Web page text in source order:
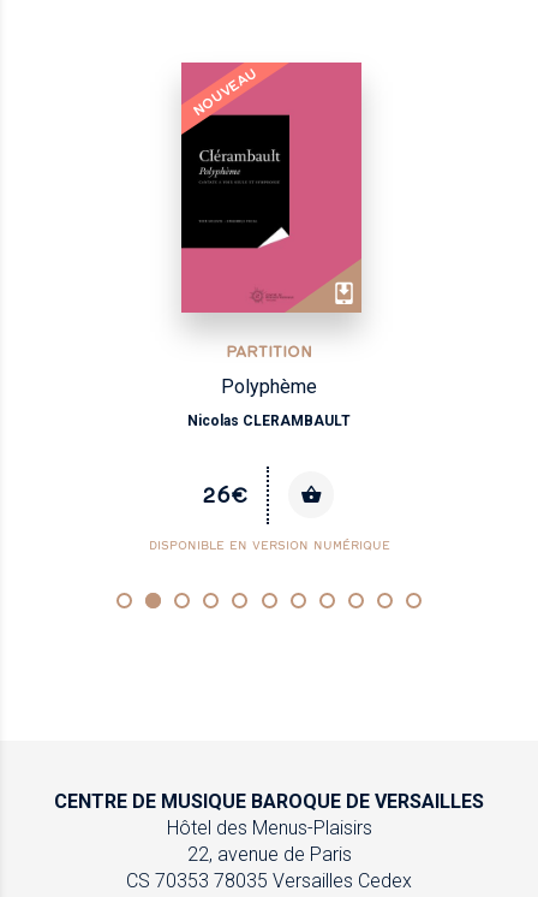
NOUVEAU
PARTITION
Polyphème
Nicolas CLERAMBAULT
26€
DISPONIBLE EN VERSION NUMÉRIQUE
CENTRE DE MUSIQUE BAROQUE DE VERSAILLES
Hôtel des Menus-Plaisirs
22, avenue de Paris
CS 70353 78035 Versailles Cedex